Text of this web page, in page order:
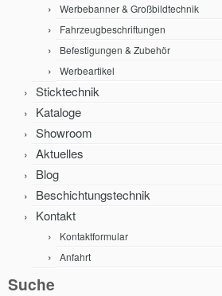
Werbebanner & Großbildtechnik
Fahrzeugbeschriftungen
Befestigungen & Zubehör
Werbeartikel
Sticktechnik
Kataloge
Showroom
Aktuelles
Blog
Beschichtungstechnik
Kontakt
Kontaktformular
Anfahrt
Suche